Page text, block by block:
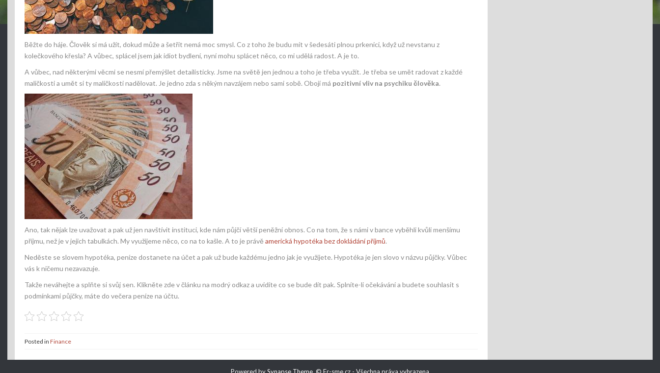
Běžte do háje. Člověk si má užít, dokud může a šetřit nemá moc smysl. Co z toho že budu mít v šedesáti plnou prkenici, když už nevstanu z
kolečkového křesla? A vůbec, splácel jsem jak idiot bydlení, nyní mohu splácet něco, co mi udělá radost. A je to.
A vůbec, nad některými věcmi se nesmí přemýšlet detailisticky. Jsme na světě jen jednou a toho je třeba využít. Je třeba se umět radovat z každé
maličkosti a umět si ty maličkosti nadělovat. Je jedno zda s někým navzájem nebo sami sobě. Obojí má pozitivní vliv na psychiku člověka.
Ano, tak nějak lze uvažovat a pak už jen navštívit instituci, kde nám půjčí větší peněžní obnos. Co na tom, že s námi v bance vyběhli kvůli menšímu
příjmu, než je v jejich tabulkách. My využijeme něco, co na to kašle. A to je právě americká hypotéka bez dokládání příjmů.
Neděste se slovem hypotéka, peníze dostanete na účet a pak už bude každému jedno jak je využijete. Hypotéka je jen slovo v názvu půjčky. Vůbec
vás k ničemu nezavazuje.
Takže neváhejte a splňte si svůj sen. Klikněte zde v článku na modrý odkaz a uvidíte co se bude dít pak. Splníte-li očekávání a budete souhlasit s
podmínkami půjčky, máte do večera peníze na účtu.
Posted in Finance